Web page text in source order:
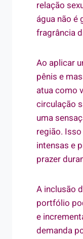
relação
água não é
fragrância
Ao aplicar
pênis e
atua como
circulação
uma
região.
intensas e
prazer
A inclusão
portfólio
e
demanda